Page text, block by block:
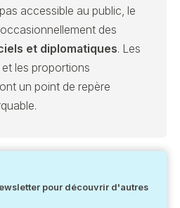
accessible au public, le
des
et diplomatiques. Les
les proportions
un point de repère
pour découvrir d'autres